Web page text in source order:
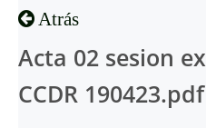
Atrás
Acta 02 sesion
CCDR 190423.pdf